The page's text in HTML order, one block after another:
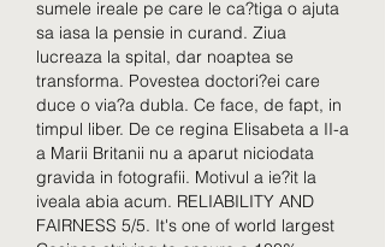
sumele ireale pe care le ca?tiga o ajuta
sa iasa la pensie in curand. Ziua
lucreaza la spital, dar noaptea se
transforma. Povestea doctori?ei care
duce o via?a dubla. Ce face, de fapt, in
timpul liber. De ce regina Elisabeta a II-a
a Marii Britanii nu a aparut niciodata
gravida in fotografii. Motivul a ie?it la
iveala abia acum. RELIABILITY AND
FAIRNESS 5/5. It's one of world largest